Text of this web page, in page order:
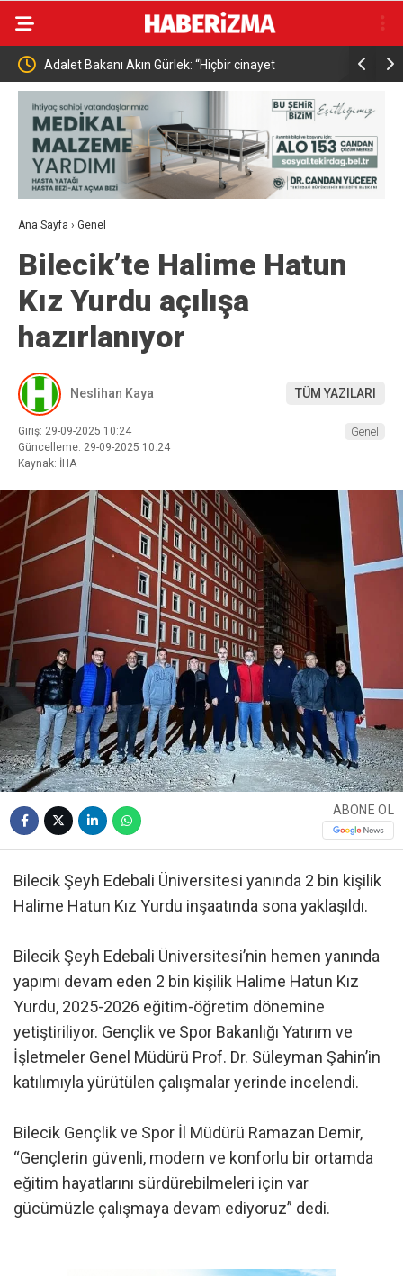
Adalet Bakanı Akın Gürlek: “Hiçbir cinayet
unutulmayacak, hiçbir delil göz ardı edilmeyecek”
Terörsüz
Aşamalı
Ana Sayfa › Genel
Bilecik’te Halime Hatun
Kız Yurdu açılışa
hazırlanıyor
Neslihan Kaya TÜM YAZILARI
Giriş: 29-09-2025 10:24
Güncelleme: 29-09-2025 10:24
Kaynak: İHA
Genel
ABONE OL
Bilecik Şeyh Edebali Üniversitesi yanında 2 bin kişilik
Halime Hatun Kız Yurdu inşaatında sona yaklaşıldı.
Bilecik Şeyh Edebali Üniversitesi’nin hemen yanında
yapımı devam eden 2 bin kişilik Halime Hatun Kız
Yurdu, 2025-2026 eğitim-öğretim dönemine
yetiştiriliyor. Gençlik ve Spor Bakanlığı Yatırım ve
İşletmeler Genel Müdürü Prof. Dr. Süleyman Şahin’in
katılımıyla yürütülen çalışmalar yerinde incelendi.
Bilecik Gençlik ve Spor İl Müdürü Ramazan Demir,
“Gençlerin güvenli, modern ve konforlu bir ortamda
eğitim hayatlarını sürdürebilmeleri için var
gücümüzle çalışmaya devam ediyoruz” dedi.